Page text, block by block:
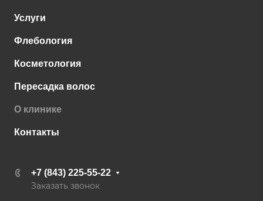
Услуги
Флебология
Косметология
Пересадка волос
О клинике
Контакты
+7 (843) 225-55-22
Заказать звонок